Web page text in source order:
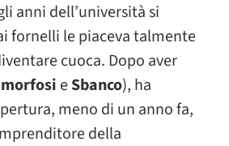
anni dell’università si
fornelli le piaceva talmente
cuoca. Dopo aver
eSbanco), ha
meno di un anno fa,
della